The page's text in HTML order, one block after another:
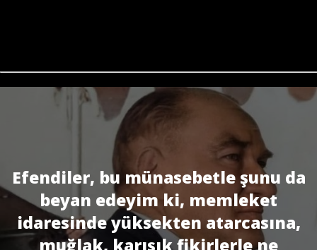
Efendiler, bu münasebetle şunu da
beyan edeyim ki, memleket
idaresinde yüksekten atarcasına,
muğlak, karışık fikirlerle ne